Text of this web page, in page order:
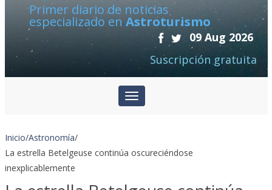
Primer diario de noticias
especializado en Astroturismo
09 Aug 2026
Suscripción gratuita
Inicio/Astronomía/
La estrella Betelgeuse continúa oscureciéndose
inexplicablemente